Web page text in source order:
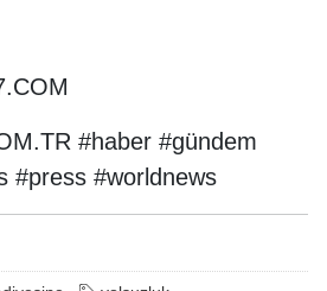
#haber #gündem
#press #worldnews